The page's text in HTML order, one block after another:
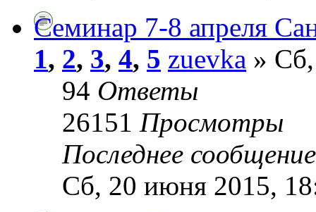
Семинар 7-8 апреля
1, 2, 3, 4, 5 zuevka »
94 Ответы
26151 Просмотры
Последнее
Сб, 20 июня 2015,